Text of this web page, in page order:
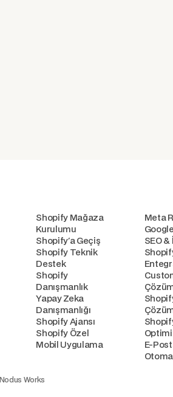
Shopify Mağaza
Kurulumu
Shopify'a Geçiş
Shopify Teknik
Destek
Shopify
Danışmanlık
Yapay Zeka
Danışmanlığı
Shopify Ajansı
Shopify Özel
Mobil Uygulama
Meta
SEO
E-
Nodus Works